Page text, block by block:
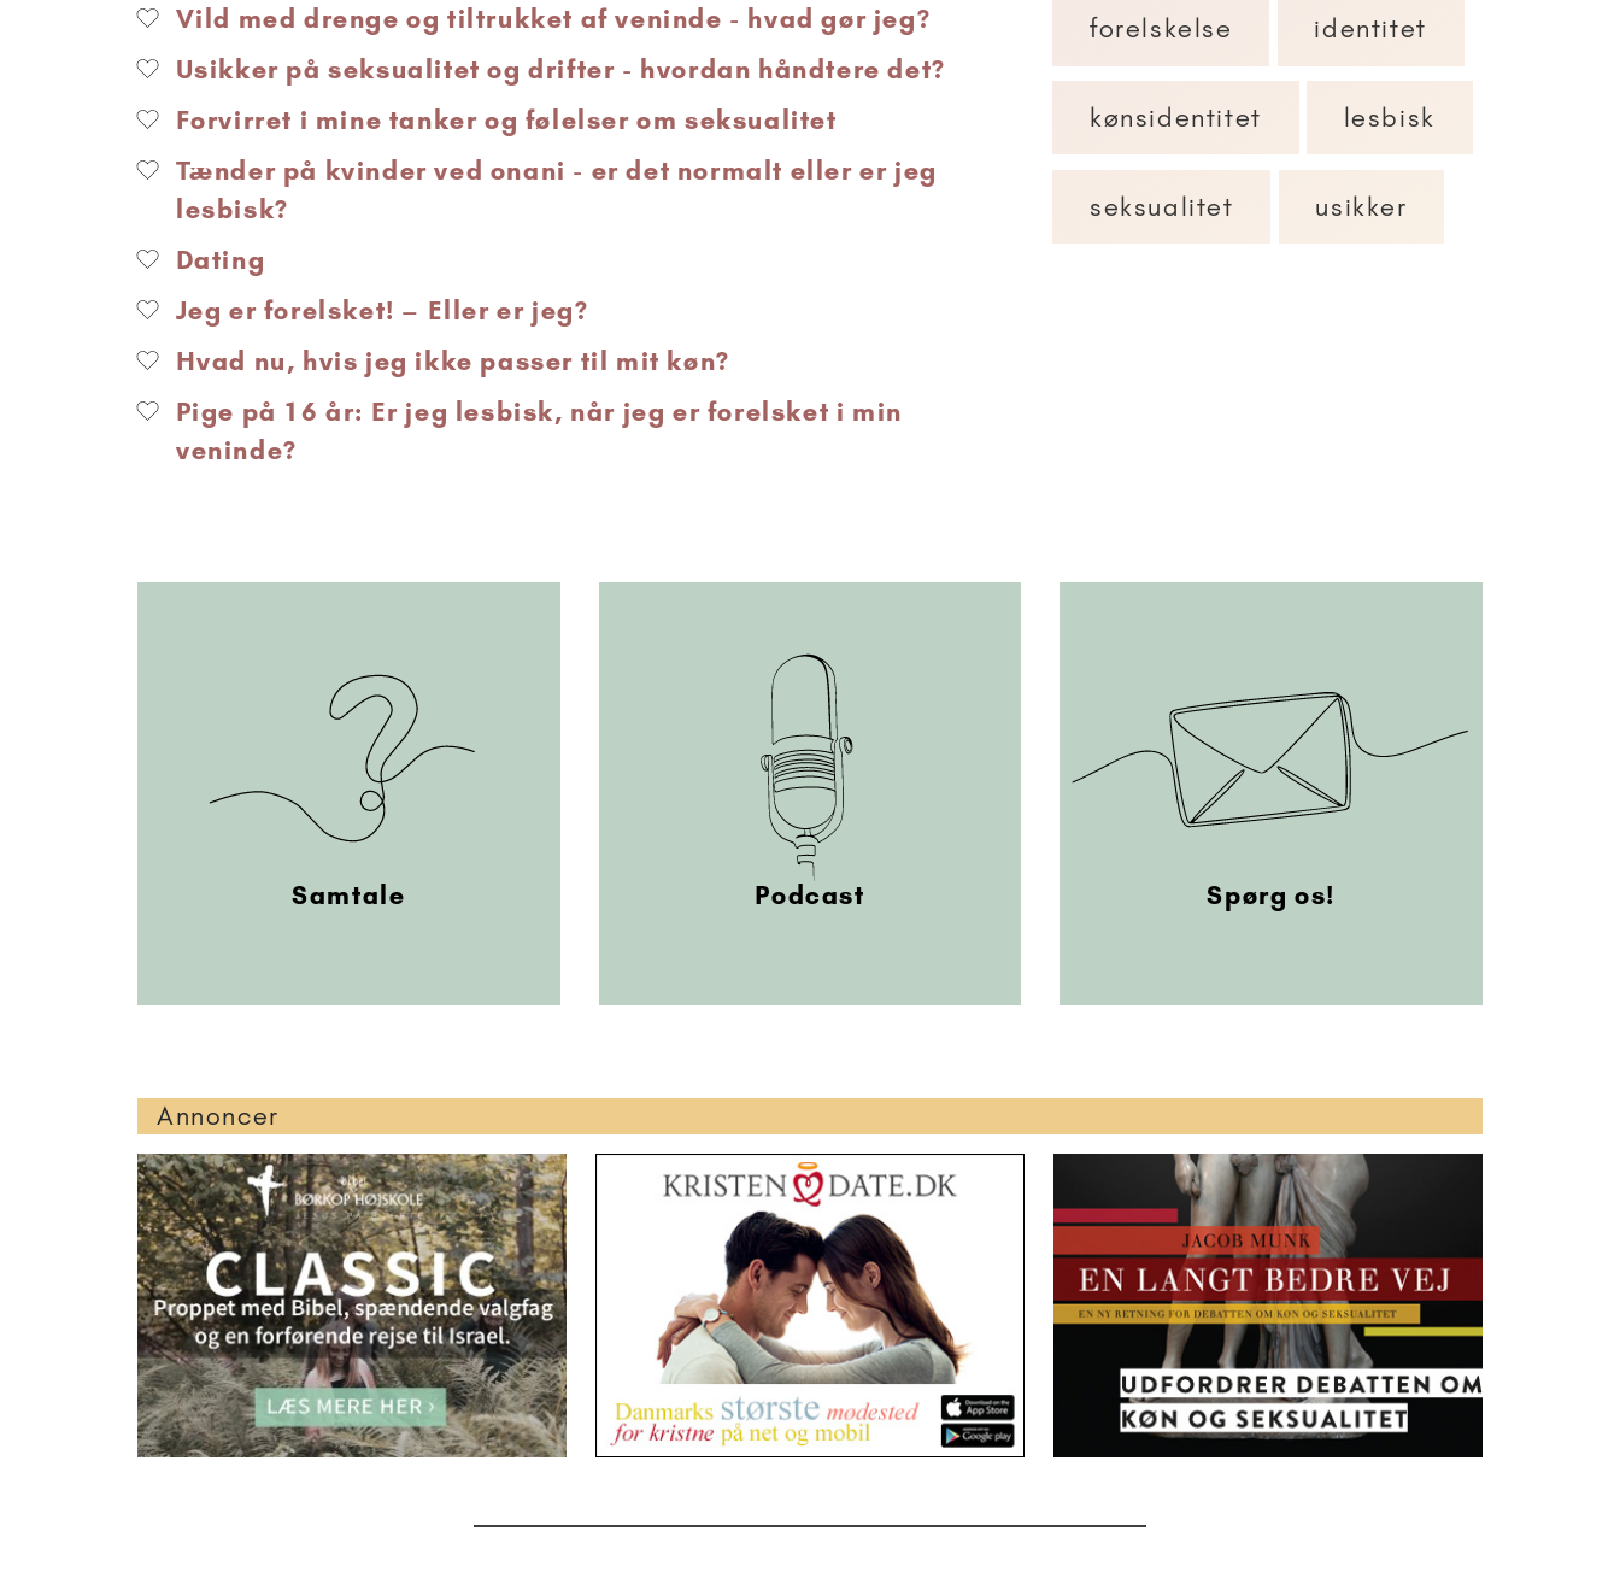
Vild med drenge og tiltrukket af veninde - hvad gør jeg?
Usikker på seksualitet og drifter - hvordan håndtere det?
Forvirret i mine tanker og følelser om seksualitet
Tænder på kvinder ved onani - er det normalt eller er jeg
lesbisk?
Dating
Jeg er forelsket! – Eller er jeg?
Hvad nu, hvis jeg ikke passer til mit køn?
Pige på 16 år: Er jeg lesbisk, når jeg er forelsket i min
veninde?
forelskelse identitet
kønsidentitet lesbisk
seksualitet usikker
Samtale Podcast Spørg os!
Annoncer